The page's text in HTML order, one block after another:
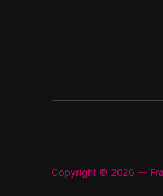
Copyright © 2026 —